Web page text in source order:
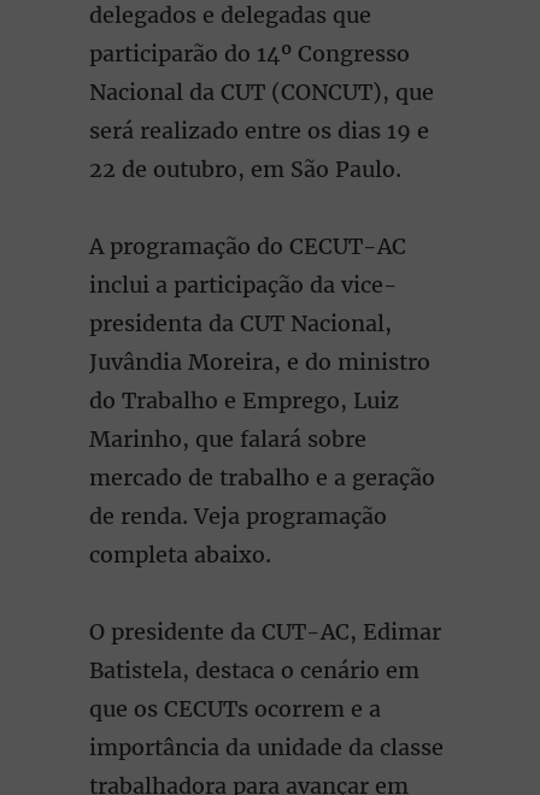
delegados e delegadas que
participarão do 14º Congresso
Nacional da CUT (CONCUT), que
será realizado entre os dias 19 e
22 de outubro, em São Paulo.
A programação do CECUT-AC
inclui a participação da vice-
presidenta da CUT Nacional,
Juvândia Moreira, e do ministro
do Trabalho e Emprego, Luiz
Marinho, que falará sobre
mercado de trabalho e a geração
de renda. Veja programação
completa abaixo.
O presidente da CUT-AC, Edimar
Batistela, destaca o cenário em
que os CECUTs ocorrem e a
importância da unidade da classe
trabalhadora para avançar em